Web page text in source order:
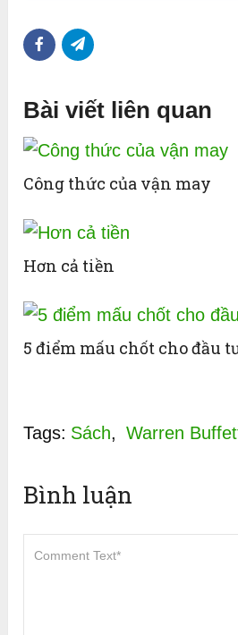
Bài viết liên quan
Công thức của vận may
Hơn cả tiền
5 điểm mấu chốt cho đầu
Tags: Sách, Warren
Bình luận